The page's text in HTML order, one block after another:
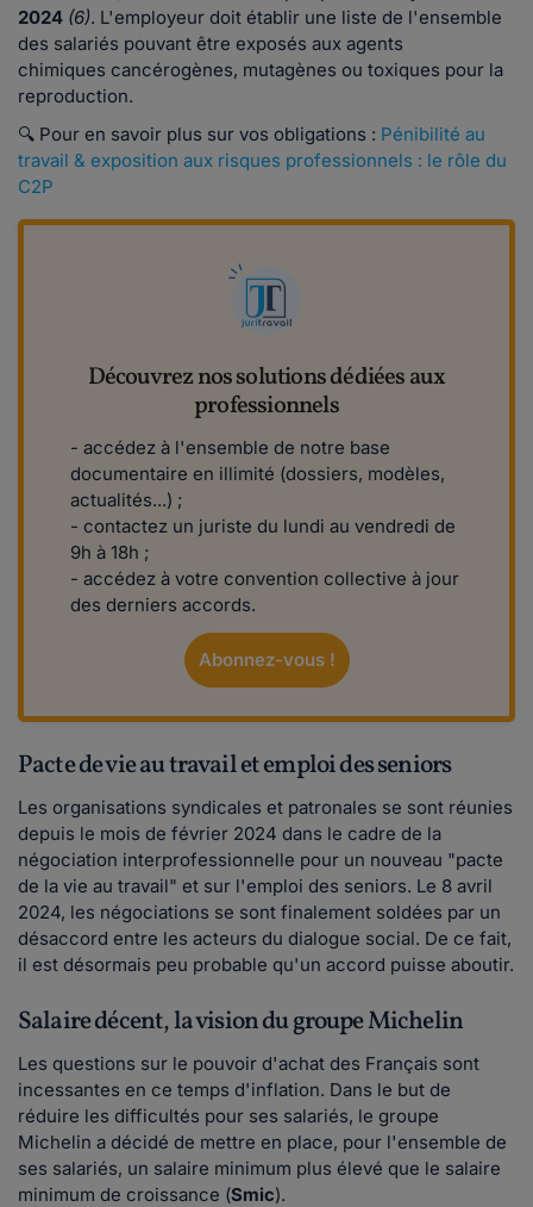
2024 (6). L'employeur doit établir une liste de l'ensemble
des salariés pouvant être exposés aux agents
chimiques cancérogènes, mutagènes ou toxiques pour la
reproduction.
🔍 Pour en savoir plus sur vos obligations : Pénibilité au
travail & exposition aux risques professionnels : le rôle du
C2P
Découvrez nos solutions dédiées aux
professionnels
- accédez à l'ensemble de notre base
documentaire en illimité (dossiers, modèles,
actualités...) ;
- contactez un juriste du lundi au vendredi de
9h à 18h ;
- accédez à votre convention collective à jour
des derniers accords.
Abonnez-vous !
Pacte de vie au travail et emploi des seniors
Les organisations syndicales et patronales se sont réunies
depuis le mois de février 2024 dans le cadre de la
négociation interprofessionnelle pour un nouveau "pacte
de la vie au travail" et sur l'emploi des seniors. Le 8 avril
2024, les négociations se sont finalement soldées par un
désaccord entre les acteurs du dialogue social. De ce fait,
il est désormais peu probable qu'un accord puisse aboutir.
Salaire décent, la vision du groupe Michelin
Les questions sur le pouvoir d'achat des Français sont
incessantes en ce temps d'inflation. Dans le but de
réduire les difficultés pour ses salariés, le groupe
Michelin a décidé de mettre en place, pour l'ensemble de
ses salariés, un salaire minimum plus élevé que le salaire
minimum de croissance (Smic).